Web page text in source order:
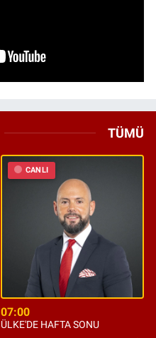
TÜMÜ
CANLI
07:00
ÜLKE'DE HAFTA SONU